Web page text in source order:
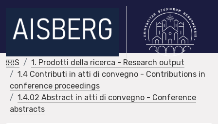
IRIS
1. Prodotti della ricerca - Research output
1.4 Contributi in atti di convegno - Contributions in
conference proceedings
1.4.02 Abstract in atti di convegno - Conference
abstracts